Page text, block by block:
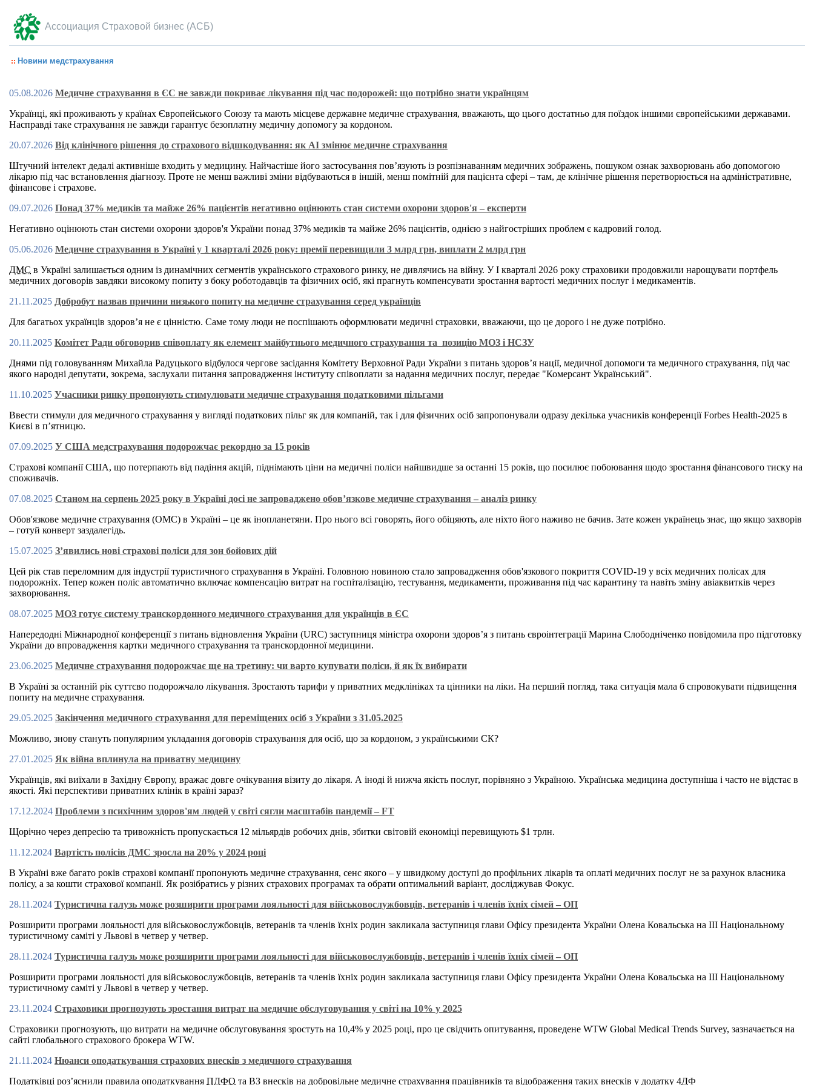
Ассоциация Страховой бизнес (АСБ)
Новини медстрахування
05.08.2026 Медичне страхування в ЄС не завжди покриває лікування під час подорожей: що потрібно знати українцям
Українці, які проживають у країнах Європейського Союзу та мають місцеве державне медичне страхування, вважають, що цього достатньо для поїздок іншими європейськими державами.
Насправді таке страхування не завжди гарантує безоплатну медичну допомогу за кордоном.
20.07.2026 Від клінічного рішення до страхового відшкодування: як AI змінює медичне страхування
Штучний інтелект дедалі активніше входить у медицину. Найчастіше його застосування пов’язують із розпізнаванням медичних зображень, пошуком ознак захворювань або допомогою
лікарю під час встановлення діагнозу. Проте не менш важливі зміни відбуваються в іншій, менш помітній для пацієнта сфері – там, де клінічне рішення перетворюється на адміністративне,
фінансове і страхове.
09.07.2026 Понад 37% медиків та майже 26% пацієнтів негативно оцінюють стан системи охорони здоров'я – експерти
Негативно оцінюють стан системи охорони здоров'я України понад 37% медиків та майже 26% пацієнтів, однією з найгостріших проблем є кадровий голод.
05.06.2026 Медичне страхування в Україні у 1 кварталі 2026 року: премії перевищили 3 млрд грн, виплати 2 млрд грн
ДМС в Україні залишається одним із динамічних сегментів українського страхового ринку, не дивлячись на війну. У І кварталі 2026 року страховики продовжили нарощувати портфель
медичних договорів завдяки високому попиту з боку роботодавців та фізичних осіб, які прагнуть компенсувати зростання вартості медичних послуг і медикаментів.
21.11.2025 Добробут назвав причини низького попиту на медичне страхування серед українців
Для багатьох українців здоров’я не є цінністю. Саме тому люди не поспішають оформлювати медичні страховки, вважаючи, що це дорого і не дуже потрібно.
20.11.2025 Комітет Ради обговорив співоплату як елемент майбутнього медичного страхування та позицію МОЗ і НСЗУ
Днями під головуванням Михайла Радуцького відбулося чергове засідання Комітету Верховної Ради України з питань здоров’я нації, медичної допомоги та медичного страхування, під час
якого народні депутати, зокрема, заслухали питання запровадження інституту співоплати за надання медичних послуг, передає "Комерсант Український".
11.10.2025 Учасники ринку пропонують стимулювати медичне страхування податковими пільгами
Ввести стимули для медичного страхування у вигляді податкових пільг як для компаній, так і для фізичних осіб запропонували одразу декілька учасників конференції Forbes Health-2025 в
Києві в п’ятницю.
07.09.2025 У США медстрахування подорожчає рекордно за 15 років
Страхові компанії США, що потерпають від падіння акцій, піднімають ціни на медичні поліси найшвидше за останні 15 років, що посилює побоювання щодо зростання фінансового тиску на
споживачів.
07.08.2025 Станом на серпень 2025 року в Україні досі не запроваджено обов’язкове медичне страхування – аналіз ринку
Обов'язкове медичне страхування (ОМС) в Україні – це як інопланетяни. Про нього всі говорять, його обіцяють, але ніхто його наживо не бачив. Зате кожен українець знає, що якщо захворів
– готуй конверт заздалегідь.
15.07.2025 З’явились нові страхові поліси для зон бойових дій
Цей рік став переломним для індустрії туристичного страхування в Україні. Головною новиною стало запровадження обов'язкового покриття COVID-19 у всіх медичних полісах для
подорожніх. Тепер кожен поліс автоматично включає компенсацію витрат на госпіталізацію, тестування, медикаменти, проживання під час карантину та навіть зміну авіаквитків через
захворювання.
08.07.2025 МОЗ готує систему транскордонного медичного страхування для українців в ЄС
Напередодні Міжнародної конференції з питань відновлення України (URC) заступниця міністра охорони здоров’я з питань євроінтеграції Марина Слободніченко повідомила про підготовку
України до впровадження картки медичного страхування та транскордонної медицини.
23.06.2025 Медичне страхування подорожчає ще на третину: чи варто купувати поліси, й як їх вибирати
В Україні за останній рік суттєво подорожчало лікування. Зростають тарифи у приватних медклініках та цінники на ліки. На перший погляд, така ситуація мала б спровокувати підвищення
попиту на медичне страхування.
29.05.2025 Закінчення медичного страхування для переміщених осіб з України з 31.05.2025
Можливо, знову стануть популярним укладання договорів страхування для осіб, що за кордоном, з українськими СК?
27.01.2025 Як війна вплинула на приватну медицину
Українців, які виїхали в Західну Європу, вражає довге очікування візиту до лікаря. А іноді й нижча якість послуг, порівняно з Україною. Українська медицина доступніша і часто не відстає в
якості. Які перспективи приватних клінік в країні зараз?
17.12.2024 Проблеми з психічним здоров'ям людей у світі сягли масштабів пандемії – FT
Щорічно через депресію та тривожність пропускається 12 мільярдів робочих днів, збитки світовій економіці перевищують $1 трлн.
11.12.2024 Вартість полісів ДМС зросла на 20% у 2024 році
В Україні вже багато років страхові компанії пропонують медичне страхування, сенс якого – у швидкому доступі до профільних лікарів та оплаті медичних послуг не за рахунок власника
полісу, а за кошти страхової компанії. Як розібратись у різних страхових програмах та обрати оптимальний варіант, досліджував Фокус.
28.11.2024 Туристична галузь може розширити програми лояльності для військовослужбовців, ветеранів і членів їхніх сімей – ОП
Розширити програми лояльності для військовослужбовців, ветеранів та членів їхніх родин закликала заступниця глави Офісу президента України Олена Ковальська на ІІІ Національному
туристичному саміті у Львові в четвер у четвер.
28.11.2024 Туристична галузь може розширити програми лояльності для військовослужбовців, ветеранів і членів їхніх сімей – ОП
Розширити програми лояльності для військовослужбовців, ветеранів та членів їхніх родин закликала заступниця глави Офісу президента України Олена Ковальська на ІІІ Національному
туристичному саміті у Львові в четвер у четвер.
23.11.2024 Страховики прогнозують зростання витрат на медичне обслуговування у світі на 10% у 2025
Страховики прогнозують, що витрати на медичне обслуговування зростуть на 10,4% у 2025 році, про це свідчить опитування, проведене WTW Global Medical Trends Survey, зазначається на
сайті глобального страхового брокера WTW.
21.11.2024 Нюанси оподаткування страхових внесків з медичного страхування
Податківці роз’яснили правила оподаткування ПДФО та ВЗ внесків на добровільне медичне страхування працівників та відображення таких внесків у додатку 4ДФ